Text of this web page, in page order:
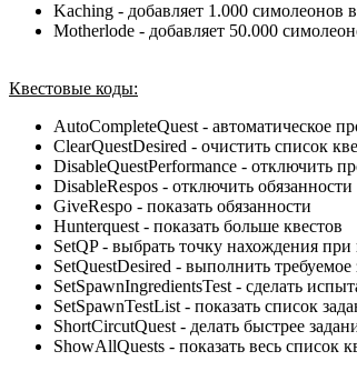
Kaching - добавляет 1.000 симолеонов
Motherlode - добавляет 50.000
Квестовые коды:
AutoCompleteQuest - автоматическое
ClearQuestDesired - очистить список
DisableQuestPerformance - отключить
DisableRespos - отключить обязанности
GiveRespo - показать обязанности
Hunterquest - показать больше квестов
SetQP - выбрать точку нахождения
SetQuestDesired - выполнить требуемое
SetSpawnIngredientsTest - сделать
SetSpawnTestList - показать список
ShortCircutQuest - делать быстрее
ShowAllQuests - показать весь список